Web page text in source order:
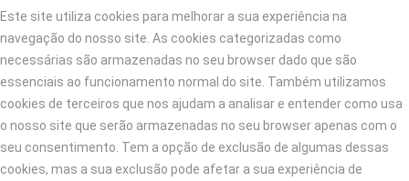
Este site utiliza cookies para melhorar a sua experiência na
navegação do nosso site. As cookies categorizadas como
necessárias são armazenadas no seu browser dado que são
essenciais ao funcionamento normal do site. Também utilizamos
cookies de terceiros que nos ajudam a analisar e entender como usa
o nosso site que serão armazenadas no seu browser apenas com o
seu consentimento. Tem a opção de exclusão de algumas dessas
cookies, mas a sua exclusão pode afetar a sua experiência de